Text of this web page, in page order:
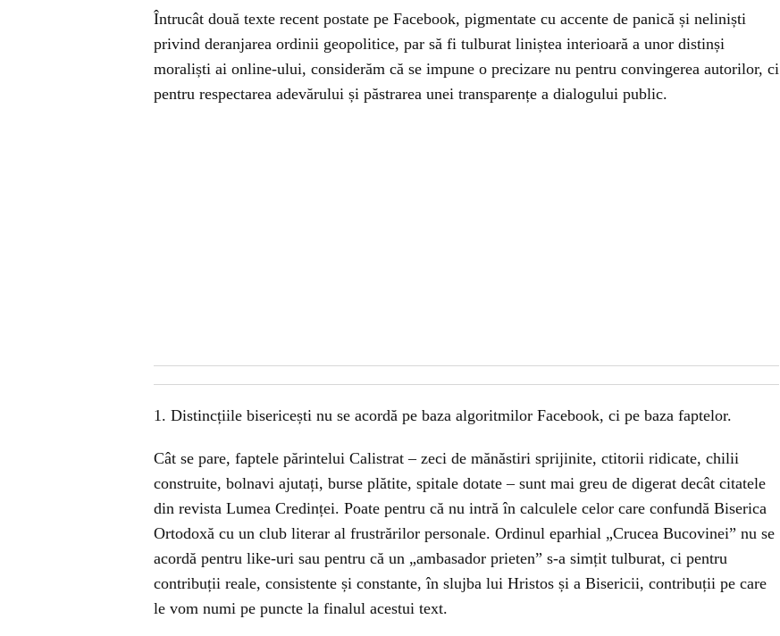
Întrucât două texte recent postate pe Facebook, pigmentate cu accente de panică și neliniști
privind deranjarea ordinii geopolitice, par să fi tulburat liniștea interioară a unor distinși
moraliști ai online-ului, considerăm că se impune o precizare nu pentru convingerea autorilor, ci
pentru respectarea adevărului și păstrarea unei transparențe a dialogului public.
1. Distincțiile bisericești nu se acordă pe baza algoritmilor Facebook, ci pe baza faptelor.
Cât se pare, faptele părintelui Calistrat – zeci de mănăstiri sprijinite, ctitorii ridicate, chilii
construite, bolnavi ajutați, burse plătite, spitale dotate – sunt mai greu de digerat decât citatele
din revista Lumea Credinței. Poate pentru că nu intră în calculele celor care confundă Biserica
Ortodoxă cu un club literar al frustrărilor personale. Ordinul eparhial „Crucea Bucovinei” nu se
acordă pentru like-uri sau pentru că un „ambasador prieten” s-a simțit tulburat, ci pentru
contribuții reale, consistente și constante, în slujba lui Hristos și a Bisericii, contribuții pe care
le vom numi pe puncte la finalul acestui text.